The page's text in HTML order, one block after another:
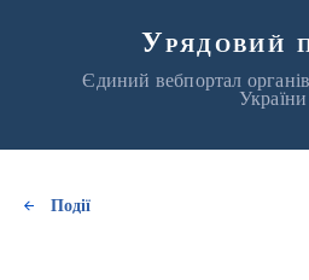
Урядовий
Єдиний вебпортал
України
Події